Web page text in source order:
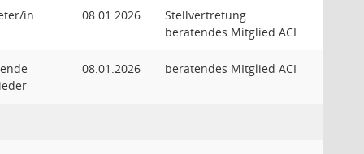
in 08.01.2026
Stellvertretung
beratendes Mitglied ACI
08.01.2026 beratendes MItglied ACI